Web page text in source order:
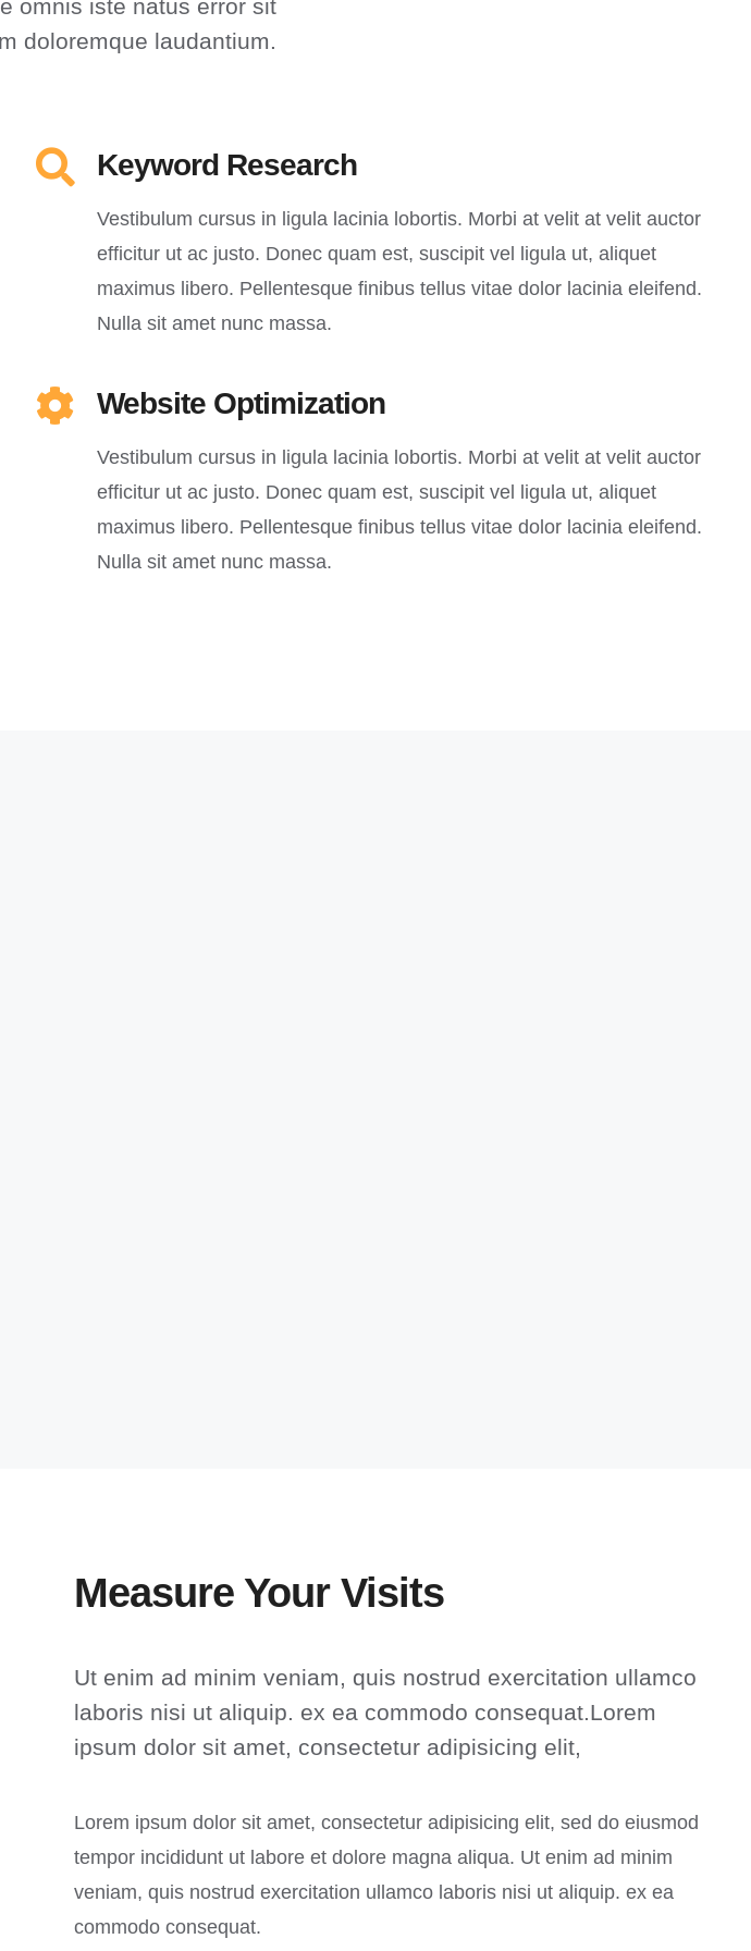
omnis iste natus error sit
doloremque laudantium.
Keyword Research
Vestibulum cursus in ligula lacinia lobortis. Morbi at velit at velit auctor
efficitur ut ac justo. Donec quam est, suscipit vel ligula ut, aliquet
maximus libero. Pellentesque finibus tellus vitae dolor lacinia eleifend.
Nulla sit amet nunc massa.
Website Optimization
Vestibulum cursus in ligula lacinia lobortis. Morbi at velit at velit auctor
efficitur ut ac justo. Donec quam est, suscipit vel ligula ut, aliquet
maximus libero. Pellentesque finibus tellus vitae dolor lacinia eleifend.
Nulla sit amet nunc massa.
Measure Your Visits
Ut enim ad minim veniam, quis nostrud exercitation ullamco
laboris nisi ut aliquip. ex ea commodo consequat.Lorem
ipsum dolor sit amet, consectetur adipisicing elit,
Lorem ipsum dolor sit amet, consectetur adipisicing elit, sed do eiusmod
tempor incididunt ut labore et dolore magna aliqua. Ut enim ad minim
veniam, quis nostrud exercitation ullamco laboris nisi ut aliquip. ex ea
commodo consequat.